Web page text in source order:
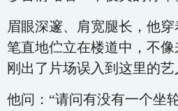
眉眼深邃、肩宽腿长，他穿
笔直地伫立在楼道中，不
刚出了片场误入到这里的艺
他问：“请问有没有一个坐